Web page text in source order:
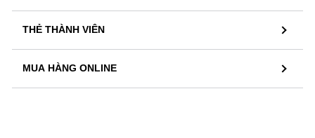
THẺ THÀNH VIÊN
MUA HÀNG ONLINE